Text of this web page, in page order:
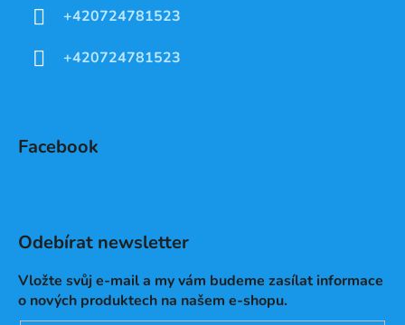
+420724781523
+420724781523
Facebook
Odebírat newsletter
Vložte svůj e-mail a my vám budeme zasílat informace
o nových produktech na našem e-shopu.